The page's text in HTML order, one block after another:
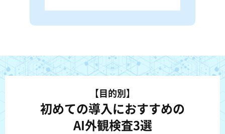
【目的別】
初めての導入におすすめの
AI外観検査3選